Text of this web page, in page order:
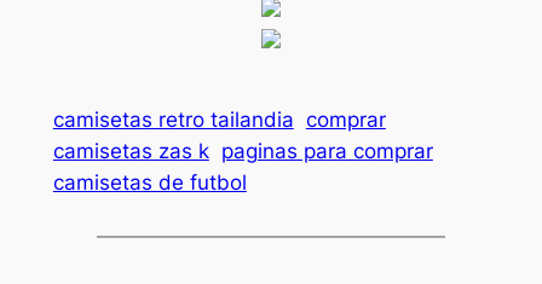
camisetas retro tailandia comprar
camisetas zas k paginas para comprar
camisetas de futbol